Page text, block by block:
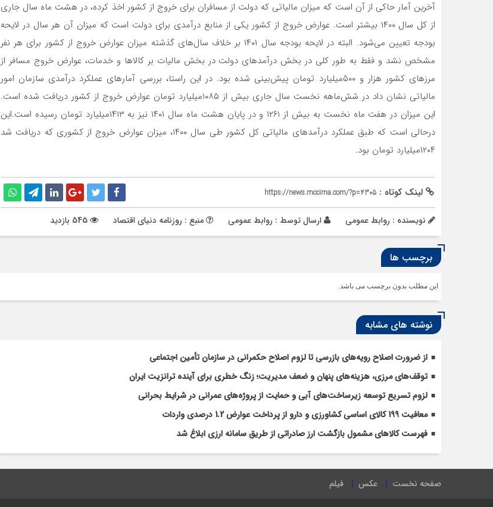
آخرین آمار حاکی از آن است که میزان مالیاتی که دولت از مسافران برای خروج از کشور اخذ کرده، در هشت ماه سال جاری
از کل سال ۱۴۰۰ بیشتر است. عوارض خروج از کشور یکی از منابع درآمدی برای دولت است که میزان آن هر سال در لایحه
بودجه تعیین می‌شود. البته در لایحه بودجه سال ۱۴۰۱ بر خلاف سال‌های گذشته میزان عوارض خروج از کشور برای هر نفر
مشخص نشد و فقط به طور کلی در بخش درآمدهای دولت در بخش مالیات بر کالاها و خدمات، عوارض خروج مسافر از
مرزهای کشور هزار و ۵۰۰میلیارد تومان پیش‌بینی شده بود. در این راستا، بررسی آمارهای عملکرد درآمدی سازمان امور
مالیاتی نشان داد در شش‌ماهه نخست سال جاری بیش از ۱۰۸۵میلیارد تومان عوارض خروج از کشور دریافت شده است.
این میزان در هفت ماه نخست به بیش از ۱۲۶۱ و در پایان هشت ماه سال ۱۴۰۱ نیز به ۱۴۱۳میلیارد تومان رسیده است.این
درحالی است که طبق عملکرد درآمدهای مالیاتی کل کشور طی سال ۱۴۰۰، میزان عوارض خروج از کشوری که دریافت شد
۱۲۰۴میلیارد تومان بود.
لینک کوتاه : https://news.mccima.com/?p=4305
نویسنده : روابط عمومی ارسال توسط : روابط عمومی منبع : روزنامه دنیای اقتصاد
برچسب ها
این مطلب بدون برچسب می باشد.
نوشته های مشابه
از ضرورت اصلاح رویه‌های بازرسی تا لزوم اصلاح حکمرانی در سازمان تأمین اجتماعی
توقف‌های مرزی، هزینه‌های پنهان و ضعف مدیریت؛ زنگ خطری برای آینده ترانزیت ایران
لزوم تسریع توسعه زیرساخت‌های آبی و حمایت از پروژه‌های عمرانی در شرایط بحرانی
معافیت 199 کالای اساسی کشاورزی و دارو از پرداخت عوارض 1.2 درصدی واردات
فهرست کالاهای مشمول بازگشت ارز صادراتی از طریق سامانه ارزی ابلاغ شد
صفحه نخست عکس فیلم